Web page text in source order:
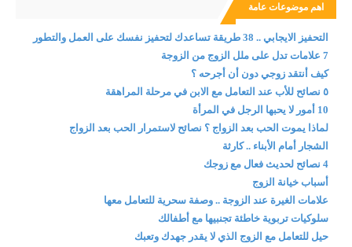
اهم موضوعات عامة
التحفيز الايجابي .. 38 طريقة تساعدك لتحفيز نفسك على العمل والتطور
7 علامات تدل على ملل الزوج من الزوجة
كيف أنتقد زوجي دون أن أجرحه ؟
٥ نصائح للأب عند التعامل مع الابن في مرحلة المراهقة
10 أمور لا يحبها الرجل في المرأة
لماذا يموت الحب بعد الزواج ؟ نصائح لاستمرار الحب بعد الزواج
الشجار أمام الأبناء .. كارثة
4 نصائح لحديث فعال مع زوجك
أسباب خيانة الزوج
علامات الغيرة عند الزوجة .. وصفة سحرية للتعامل معها
سلوكيات تربوية خاطئة تجنبيها مع أطفالك
حيل للتعامل مع الزوج الذي لا يقدر جهدك وتعبك